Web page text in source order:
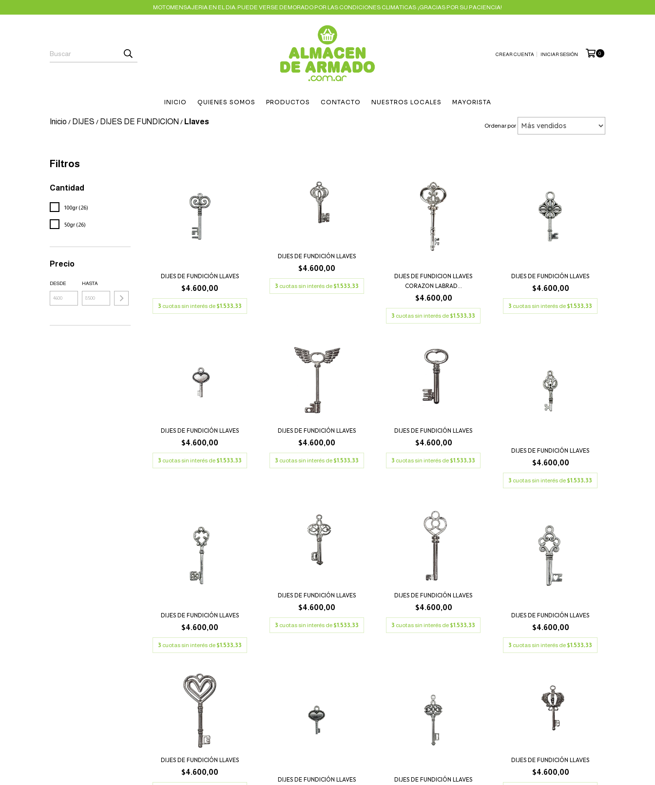
MOTOMENSAJERIA EN EL DIA: PUEDE VERSE DEMORADO POR LAS CONDICIONES CLIMATICAS ¡GRACIAS POR SU PACIENCIA!
CREAR CUENTA INICIAR SESIÓN 0
INICIO QUIENES SOMOS PRODUCTOS CONTACTO NUESTROS LOCALES MAYORISTA
Inicio / DIJES / DIJES DE FUNDICION / Llaves Ordenar por
Filtros
Cantidad
100gr (26)
50gr (26)
Precio
DESDE HASTA
DIJES DE FUNDICIÓN LLAVES
$4.600,00
3 cuotas sin interés de $1.533,33
DIJES DE FUNDICIÓN LLAVES
$4.600,00
3 cuotas sin interés de $1.533,33
DIJES DE FUNDICION LLAVES
CORAZON LABRAD...
$4.600,00
3 cuotas sin interés de $1.533,33
DIJES DE FUNDICIÓN LLAVES
$4.600,00
3 cuotas sin interés de $1.533,33
DIJES DE FUNDICIÓN LLAVES
$4.600,00
3 cuotas sin interés de $1.533,33
DIJES DE FUNDICIÓN LLAVES
$4.600,00
3 cuotas sin interés de $1.533,33
DIJES DE FUNDICIÓN LLAVES
$4.600,00
3 cuotas sin interés de $1.533,33
DIJES DE FUNDICIÓN LLAVES
$4.600,00
3 cuotas sin interés de $1.533,33
DIJES DE FUNDICIÓN LLAVES
$4.600,00
3 cuotas sin interés de $1.533,33
DIJES DE FUNDICIÓN LLAVES
$4.600,00
3 cuotas sin interés de $1.533,33
DIJES DE FUNDICIÓN LLAVES
$4.600,00
3 cuotas sin interés de $1.533,33
DIJES DE FUNDICIÓN LLAVES
$4.600,00
3 cuotas sin interés de $1.533,33
DIJES DE FUNDICIÓN LLAVES
$4.600,00
DIJES DE FUNDICIÓN LLAVES DIJES DE FUNDICIÓN LLAVES
DIJES DE FUNDICIÓN LLAVES
$4.600,00